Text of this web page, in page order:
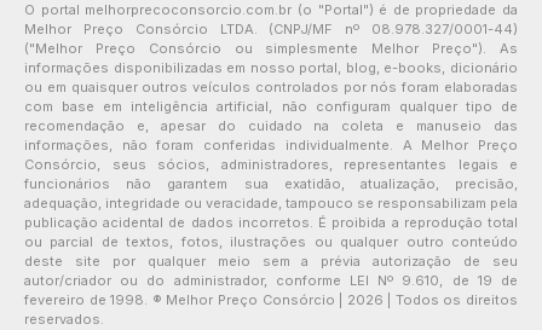
O portal melhorprecoconsorcio.com.br (o "Portal") é de propriedade da
Melhor Preço Consórcio LTDA. (CNPJ/MF nº 08.978.327/0001-44)
("Melhor Preço Consórcio ou simplesmente Melhor Preço"). As
informações disponibilizadas em nosso portal, blog, e-books, dicionário
ou em quaisquer outros veículos controlados por nós foram elaboradas
com base em inteligência artificial, não configuram qualquer tipo de
recomendação e, apesar do cuidado na coleta e manuseio das
informações, não foram conferidas individualmente. A Melhor Preço
Consórcio, seus sócios, administradores, representantes legais e
funcionários não garantem sua exatidão, atualização, precisão,
adequação, integridade ou veracidade, tampouco se responsabilizam pela
publicação acidental de dados incorretos. É proibida a reprodução total
ou parcial de textos, fotos, ilustrações ou qualquer outro conteúdo
deste site por qualquer meio sem a prévia autorização de seu
autor/criador ou do administrador, conforme LEI Nº 9.610, de 19 de
fevereiro de 1998. ® Melhor Preço Consórcio | 2026 | Todos os direitos
reservados.